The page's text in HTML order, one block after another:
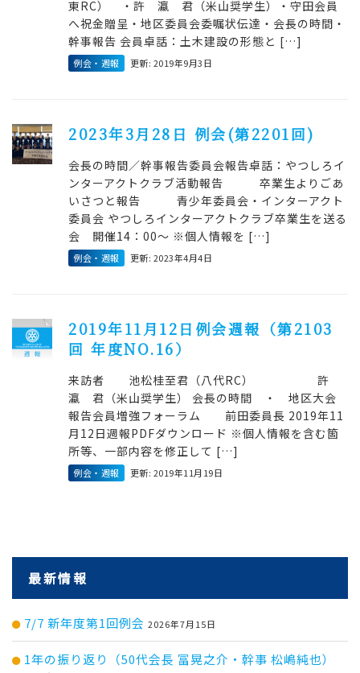
東RC） ・許 瀛 君（米山奨学生）・守田会員
へ祝金贈呈・地区委員会委嘱状伝達・会長の時間・
幹事報告 会員卓話：土木建設の形態と […]
例会・週報 更新: 2019年9月3日
2023年3月28日 例会(第2201回)
会長の時間／幹事報告委員会報告卓話：やつしろイ
ンターアクトクラブ活動報告 卒業生よりごあ
いさつと報告 青少年委員会・インターアクト
委員会 やつしろインターアクトクラブ卒業生を送る
会 開催14：00～ ※個人情報を […]
例会・週報 更新: 2023年4月4日
2019年11月12日例会週報（第2103
回 年度NO.16）
来訪者 池松桂至君（八代RC） 許
瀛 君（米山奨学生） 会長の時間 ・ 地区大会
報告会員増強フォーラム 前田委員長 2019年11
月12日週報PDFダウンロード ※個人情報を含む箇
所等、一部内容を修正して […]
例会・週報 更新: 2019年11月19日
最新情報
7/7 新年度第1回例会 2026年7月15日
1年の振り返り（50代会長 冨晃之介・幹事 松嶋純也）